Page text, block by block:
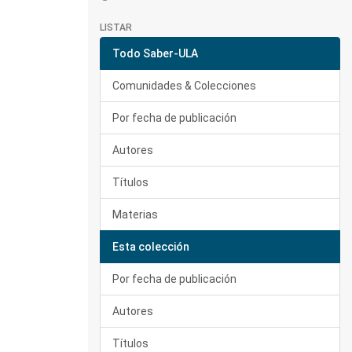
LISTAR
Todo Saber-ULA
Comunidades & Colecciones
Por fecha de publicación
Autores
Títulos
Materias
Esta colección
Por fecha de publicación
Autores
Títulos